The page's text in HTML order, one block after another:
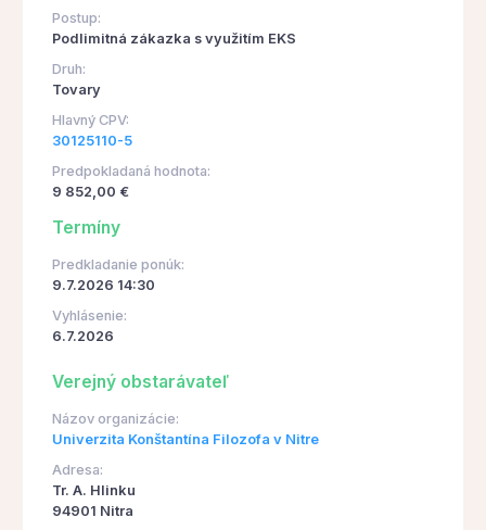
Postup:
Podlimitná zákazka s využitím EKS
Druh:
Tovary
Hlavný CPV:
30125110-5
Predpokladaná hodnota:
9 852,00 €
Termíny
Predkladanie ponúk:
9.7.2026 14:30
Vyhlásenie:
6.7.2026
Verejný obstarávateľ
Názov organizácie:
Univerzita Konštantína Filozofa v Nitre
Adresa:
Tr. A. Hlinku
94901 Nitra